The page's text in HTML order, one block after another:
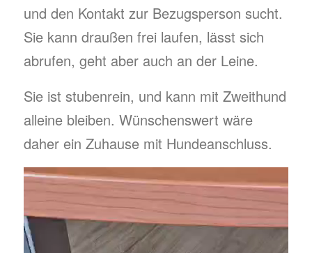
und den Kontakt zur Bezugsperson sucht.
Sie kann draußen frei laufen, lässt sich
abrufen, geht aber auch an der Leine.
Sie ist stubenrein, und kann mit Zweithund
alleine bleiben. Wünschenswert wäre
daher ein Zuhause mit Hundeanschluss.